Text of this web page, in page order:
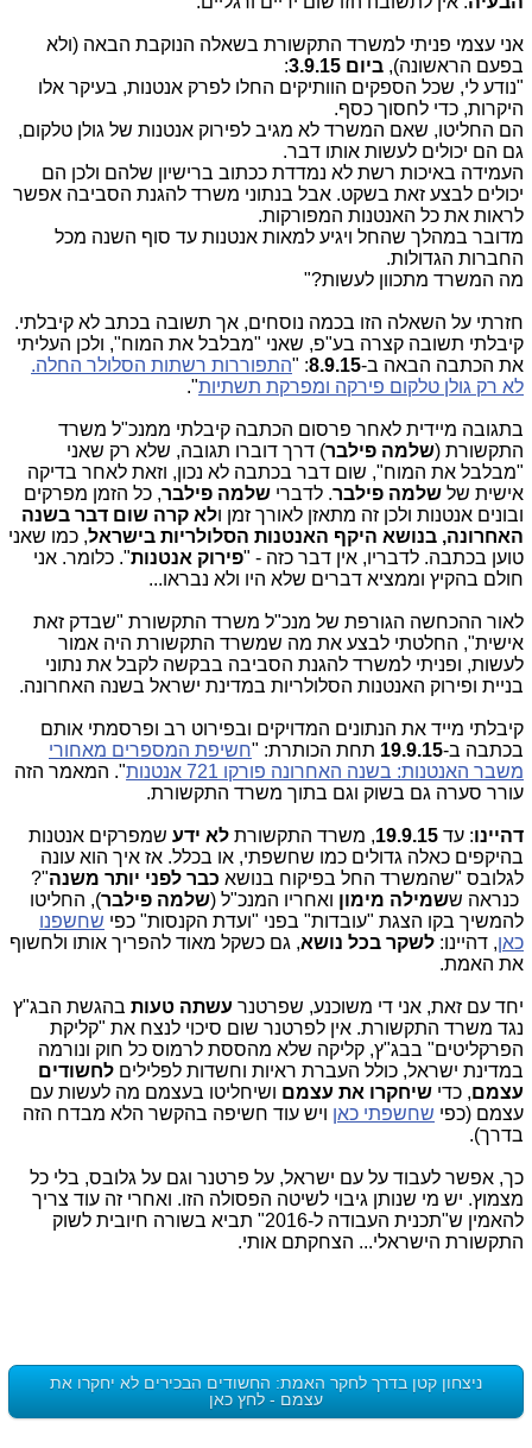
אני עצמי פניתי למשרד התקשורת בשאלה הנוקבת הבאה (ולא
בפעם הראשונה), ביום 3.9.15
:
"נודע לי, שכל הספקים הוותיקים החלו לפרק אנטנות, בעיקר אלו
היקרות, כדי לחסוך כסף.
הם החליטו, שאם המשרד לא מגיב לפירוק אנטנות של גולן טלקום,
גם הם יכולים לעשות אותו דבר.
העמידה באיכות רשת לא נמדדת ככתוב ברישיון שלהם ולכן הם
יכולים לבצע זאת בשקט. אבל בנתוני משרד להגנת הסביבה אפשר
לראות את כל האנטנות המפורקות.
מדובר במהלך שהחל ויגיע למאות אנטנות עד סוף השנה מכל
החברות הגדולות.
מה המשרד מתכוון לעשות?"
חזרתי על השאלה הזו בכמה נוסחים, אך תשובה בכתב לא קיבלתי.
קיבלתי תשובה קצרה בע"פ, שאני "מבלבל את המוח", ולכן העליתי
את הכתבה הבאה ב-8.9.15
: "התפוררות רשתות הסלולר החלה.
לא רק גולן טלקום פירקה ומפרקת תשתיות".
בתגובה מיידית לאחר פרסום הכתבה קיבלתי ממנכ"ל משרד
התקשורת (שלמה פילבר) דרך דוברו תגובה, שלא רק שאני
"מבלבל את המוח", שום דבר בכתבה לא נכון, וזאת לאחר בדיקה
אישית של שלמה פילבר. לדברי שלמה פילבר, כל הזמן מפרקים
ובונים אנטנות ולכן זה מתאזן לאורך זמן ולא קרה שום דבר בשנה
האחרונה, בנושא היקף האנטנות הסלולריות בישראל, כמו שאני
טוען בכתבה. לדבריו, אין דבר כזה - "פירוק אנטנות". כלומר. אני
חולם בהקיץ וממציא דברים שלא היו ולא נבראו...
לאור ההכחשה הגורפת של מנכ"ל משרד התקשורת "שבדק זאת
אישית", החלטתי לבצע את מה שמשרד התקשורת היה אמור
לעשות, ופניתי למשרד להגנת הסביבה בבקשה לקבל את נתוני
בניית ופירוק האנטנות הסלולריות במדינת ישראל בשנה האחרונה.
קיבלתי מייד את הנתונים המדויקים ובפירוט רב ופרסמתי אותם
בכתבה ב-19.9.15 תחת הכותרת: "חשיפת המספרים מאחורי
משבר האנטנות: בשנה האחרונה פורקו 721 אנטנות
". המאמר הזה
עורר סערה גם בשוק וגם בתוך משרד התקשורת.
דהיינו: עד 19.9.15, משרד התקשורת לא ידע שמפרקים אנטנות
בהיקפים כאלה גדולים כמו שחשפתי, או בכלל. אז איך הוא עונה
לגלובס "שהמשרד החל בפיקוח בנושא כבר לפני יותר משנה"?
כנראה ששמילה מימון ואחריו המנכ"ל (שלמה פילבר), החליטו
להמשיך בקו הצגת "עובדות" בפני "ועדת הקנסות" כפי שחשפנו
כאן, דהיינו: לשקר בכל נושא, גם כשקל מאוד להפריך אותו ולחשוף
את האמת.
יחד עם זאת, אני די משוכנע, שפרטנר עשתה טעות בהגשת הבג"ץ
נגד משרד התקשורת. אין לפרטנר שום סיכוי לנצח את "קליקת
הפרקליטים" בבג"ץ, קליקה שלא מהססת לרמוס כל חוק ונורמה
במדינת ישראל, כולל העברת ראיות וחשדות לפלילים לחשודים
עצמם, כדי שיחקרו את עצמם ושיחליטו בעצמם מה לעשות עם
עצמם (כפי שחשפתי כאן ויש עוד חשיפה בהקשר הלא מבדח הזה
בדרך).
כך, אפשר לעבוד על עם ישראל, על פרטנר וגם על גלובס, בלי כל
מצמוץ. יש מי שנותן גיבוי לשיטה הפסולה הזו. ואחרי זה עוד צריך
להאמין ש"תכנית העבודה ל-2016" תביא בשורה חיובית לשוק
התקשורת הישראלי... הצחקתם אותי.
ניצחון קטן בדרך לחקר האמת: החשודים הבכירים לא יחקרו את
עצמם - לחץ כאן